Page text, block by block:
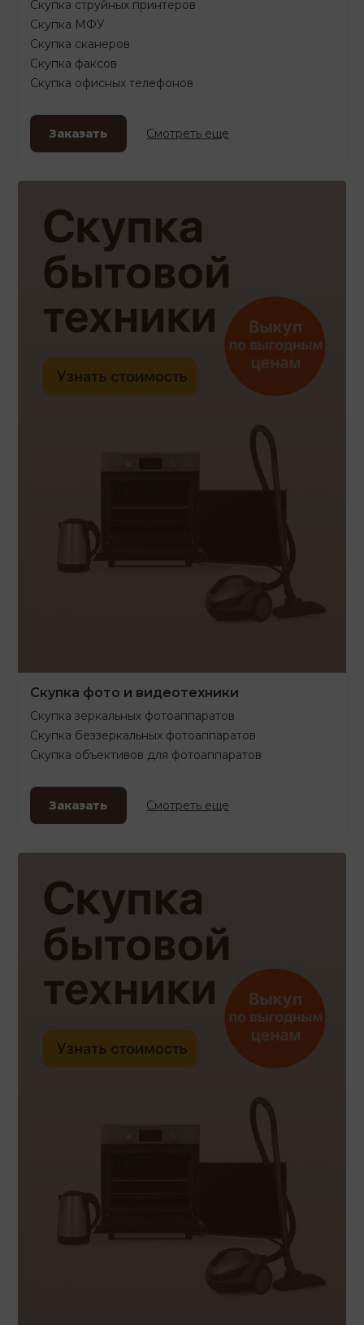
Скупка струйных принтеров
Скупка МФУ
Скупка сканеров
Скупка факсов
Скупка офисных телефонов
Заказать Смотреть еще
Скупка фото и видеотехники
Скупка зеркальных фотоаппаратов
Скупка беззеркальных фотоаппаратов
Скупка объективов для фотоаппаратов
Заказать Смотреть еще